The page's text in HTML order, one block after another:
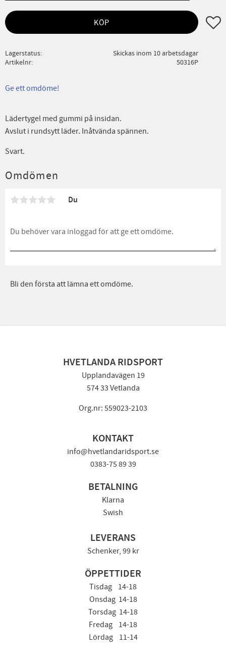
KÖP Lägg
Lagerstatus
Skickas inom 10 arbetsdagar
Artikelnr
50316P
Ge ett omdöme!
Lädertygel med gummi på insidan.
Avslut i rundsytt läder. Inåtvända spännen.
Svart.
Omdömen
Du
Bli den första att lämna ett omdöme.
HVETLANDA RIDSPORT
Upplandavägen 19
574 33 Vetlanda
Org.nr: 559023-2103
KONTAKT
info@hvetlandaridsport.se
0383-75 89 39
BETALNING
Klarna
Swish
LEVERANS
Schenker, 99 kr
ÖPPETTIDER
Tisdag 14-18
Onsdag 14-18
Torsdag 14-18
Fredag 14-18
Lördag 11-14